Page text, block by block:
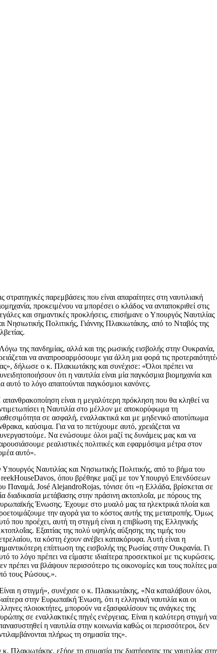
στρατηγικές παρεμβάσεις που είναι απαραίτητες στη ναυτιλιακή
προκειμένου να μπορέσει ο κλάδος να ανταποκριθεί στις
και σημαντικές προκλήσεις, επισήμανε ο Υπουργός Ναυτιλίας
Νησιωτικής Πολιτικής, Γιάννης Πλακιωτάκης, από το Νταβός της
της πανδημίας, αλλά και της ρωσικής εισβολής στην Ουκρανία,
να αναπροσαρμόσουμε για άλλη μια φορά τις
δήλωσε ο κ. Πλακιωτάκης και συνέχισε: «Όλοι πρέπει να
ότι η ναυτιλία είναι μία παγκόσμια βιομηχανία και
αυτό το λόγο απαιτούνται παγκόσμιοι κανόνες.
είναι η μεγαλύτερη πρόκληση που θα κληθεί να
η Ναυτιλία στο μέλλον με αποκορύφωμα τη
σε ασφαλή, εναλλακτικά και με μηδενικό αποτύπωμα
καύσιμα. Για να το πετύχουμε αυτό, χρειάζεται να
Να ενώσουμε όλοι μαζί τις δυνάμεις μας και να
ρεαλιστικές πολιτικές και εφαρμόσιμα μέτρα στον
αυτό».
Ναυτιλίας και Νησιωτικής Πολιτικής, από το βήμα του
όπου βρέθηκε μαζί με τον Υπουργό Επενδύσεων
Παναμά, José AlejandroRojas, τόνισε ότι «η Ελλάδα, βρίσκεται σε
διαδικασία μετάβασης στην πράσινη ακτοπλοΐα, με πόρους της
Ένωσης. Έχουμε στο μυαλό μας τα ηλεκτρικά πλοία και
την αγορά για το κόστος αυτής της μετατροπής. Όμως
που προέχει, αυτή τη στιγμή είναι η επιβίωση της Ελληνικής
Εξαιτίας της πολύ υψηλής αύξησης της τιμής του
τα κόστη έχουν ανέβει κατακόρυφα. Αυτή είναι η
επίπτωση της εισβολής της Ρωσίας στην Ουκρανία. Γι
το λόγο πρέπει να είμαστε ιδιαίτερα προσεκτικοί με τις κυρώσεις.
πρέπει να βλάψουν περισσότερο τις οικονομίες και τους πολίτες
τους Ρώσους.».
η στιγμή», συνέχισε ο κ. Πλακιωτάκης, «Να καταλάβουν όλοι,
στην Ευρωπαϊκή Ένωση, ότι η ελληνική ναυτιλία και οι
πλοιοκτήτες, μπορούν να εξασφαλίσουν τις ανάγκες της
σε εναλλακτικές πηγές ενέργειας. Είναι η καλύτερη στιγμή να
η ναυτιλία στην κοινωνία καθώς οι περισσότεροι, δεν
πλήρως τη σημασία της».
Πλακιωτάκης, εξήρε τη σημασία της διατήρησης της ναυτιλίας